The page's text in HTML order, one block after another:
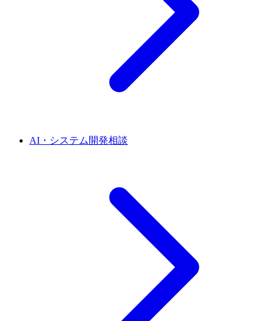
AI・システム開発相談